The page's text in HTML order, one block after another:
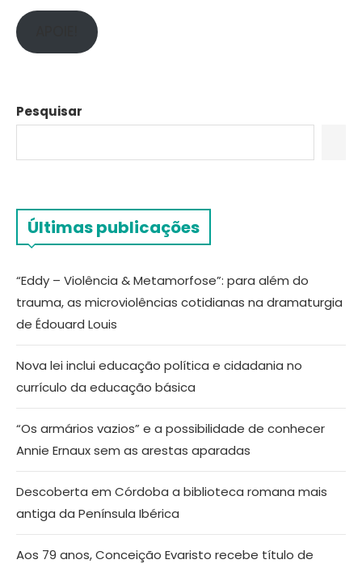
Pesquisar
Últimas publicações
“Eddy – Violência & Metamorfose”: para além do
trauma, as microviolências cotidianas na dramaturgia
de Édouard Louis
Nova lei inclui educação política e cidadania no
currículo da educação básica
“Os armários vazios” e a possibilidade de conhecer
Annie Ernaux sem as arestas aparadas
Descoberta em Córdoba a biblioteca romana mais
antiga da Península Ibérica
Aos 79 anos, Conceição Evaristo recebe título de